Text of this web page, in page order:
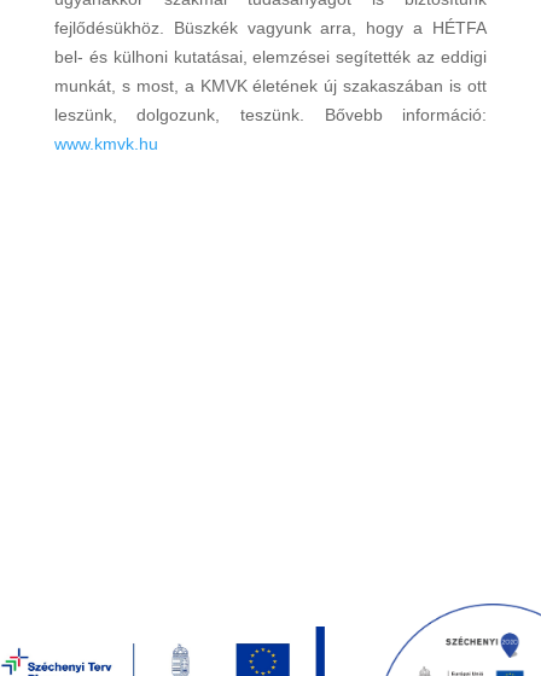
fejlődésükhöz. Büszkék vagyunk arra, hogy a HÉTFA
bel- és külhoni kutatásai, elemzései segítették az eddigi
munkát, s most, a KMVK életének új szakaszában is ott
leszünk, dolgozunk, teszünk. Bővebb információ:
www.kmvk.hu